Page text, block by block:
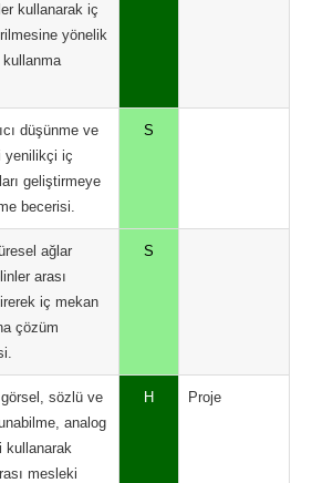
kullanarak iç
yönelik
düşünme ve
yenilikçi iç
geliştirmeye
becerisi.
S
ağlar
arası
iç mekan
çözüm
S
sözlü ve
analog
kullanarak
mesleki
H Proje